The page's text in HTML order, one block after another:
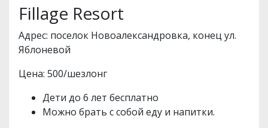
Fillage Resort
Адрес: поселок Новоалександровка, конец ул.
Яблоневой
Цена: 500/шезлонг
Дети до 6 лет бесплатно
Можно брать с собой еду и напитки.